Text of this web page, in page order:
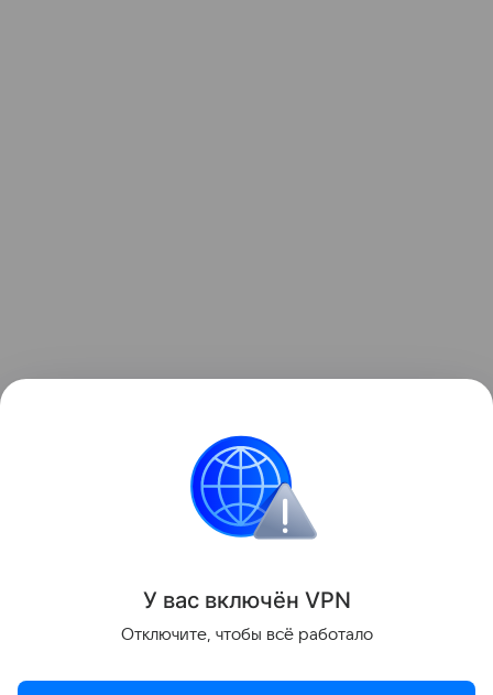
писала, что археологи
исследовали, откуда пришла мурома.
У вас включён VPN
Отключите, чтобы всё работало